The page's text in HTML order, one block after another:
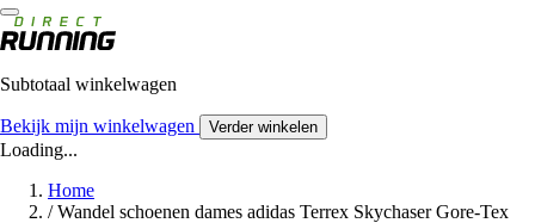
Subtotaal winkelwagen
Bekijk mijn winkelwagen Verder winkelen
Loading...
Home
/ Wandel schoenen dames adidas Terrex Skychaser Gore-Tex